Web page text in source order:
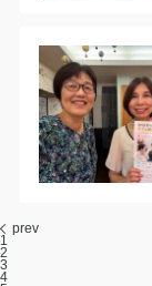
prev
1
2
3
4